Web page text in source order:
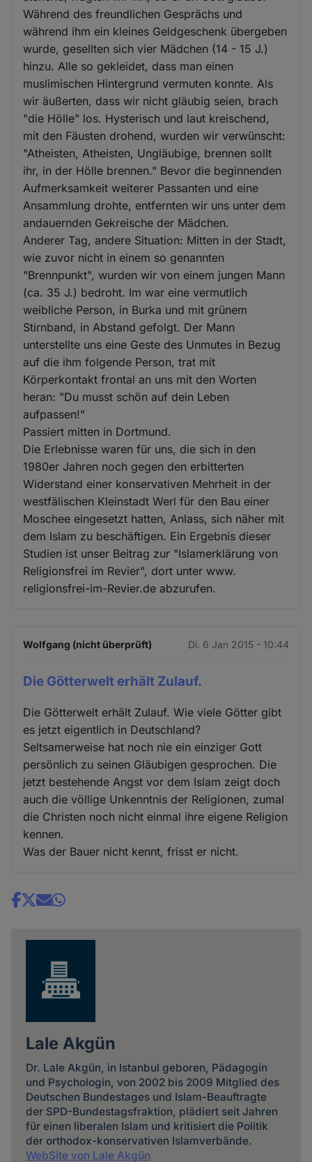
Während des freundlichen Gesprächs und
während ihm ein kleines Geldgeschenk übergeben
wurde, gesellten sich vier Mädchen (14 - 15 J.)
hinzu. Alle so gekleidet, dass man einen
muslimischen Hintergrund vermuten konnte. Als
wir äußerten, dass wir nicht gläubig seien, brach
"die Hölle" los. Hysterisch und laut kreischend,
mit den Fäusten drohend, wurden wir verwünscht:
"Atheisten, Atheisten, Ungläubige, brennen sollt
ihr, in der Hölle brennen." Bevor die beginnenden
Aufmerksamkeit weiterer Passanten und eine
Ansammlung drohte, entfernten wir uns unter dem
andauernden Gekreische der Mädchen.
Anderer Tag, andere Situation: Mitten in der Stadt,
wie zuvor nicht in einem so genannten
"Brennpunkt", wurden wir von einem jungen Mann
(ca. 35 J.) bedroht. Im war eine vermutlich
weibliche Person, in Burka und mit grünem
Stirnband, in Abstand gefolgt. Der Mann
unterstellte uns eine Geste des Unmutes in Bezug
auf die ihm folgende Person, trat mit
Körperkontakt frontal an uns mit den Worten
heran: "Du musst schön auf dein Leben
aufpassen!"
Passiert mitten in Dortmund.
Die Erlebnisse waren für uns, die sich in den
1980er Jahren noch gegen den erbitterten
Widerstand einer konservativen Mehrheit in der
westfälischen Kleinstadt Werl für den Bau einer
Moschee eingesetzt hatten, Anlass, sich näher mit
dem Islam zu beschäftigen. Ein Ergebnis dieser
Studien ist unser Beitrag zur "Islamerklärung von
Religionsfrei im Revier", dort unter www.
religionsfrei-im-Revier.de abzurufen.
Wolfgang (nicht überprüft) Di. 6 Jan 2015 - 10:44
Die Götterwelt erhält Zulauf.
Die Götterwelt erhält Zulauf. Wie viele Götter gibt
es jetzt eigentlich in Deutschland?
Seltsamerweise hat noch nie ein einziger Gott
persönlich zu seinen Gläubigen gesprochen. Die
jetzt bestehende Angst vor dem Islam zeigt doch
auch die völlige Unkenntnis der Religionen, zumal
die Christen noch nicht einmal ihre eigene Religion
kennen.
Was der Bauer nicht kennt, frisst er nicht.
Share
Lale Akgün
Dr. Lale Akgün, in Istanbul geboren, Päda­gogin
und Psycho­login, von 2002 bis 2009 Mitglied des
Deutschen Bundes­tages und Islam-Beauftragte
der SPD-Bundes­tags­fraktion, plädiert seit Jahren
für einen liberalen Islam und kritisiert die Politik
der orthodox-konservativen Islam­verbände.
WebSite von Lale Akgün